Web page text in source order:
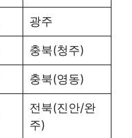
광주
충북(청주)
충북(영동)
전북(진안/완
주)